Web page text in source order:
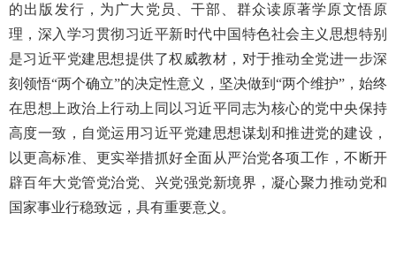
的出版发行，为广大党员、干部、群众读原著学原文悟原
理，深入学习贯彻习近平新时代中国特色社会主义思想特别
是习近平党建思想提供了权威教材，对于推动全党进一步深
刻领悟“两个确立”的决定性意义，坚决做到“两个维护”，始终
在思想上政治上行动上同以习近平同志为核心的党中央保持
高度一致，自觉运用习近平党建思想谋划和推进党的建设，
以更高标准、更实举措抓好全面从严治党各项工作，不断开
辟百年大党管党治党、兴党强党新境界，凝心聚力推动党和
国家事业行稳致远，具有重要意义。